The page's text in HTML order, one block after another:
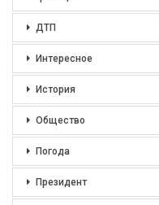
ДТП
Интересное
История
Общество
Погода
Президент